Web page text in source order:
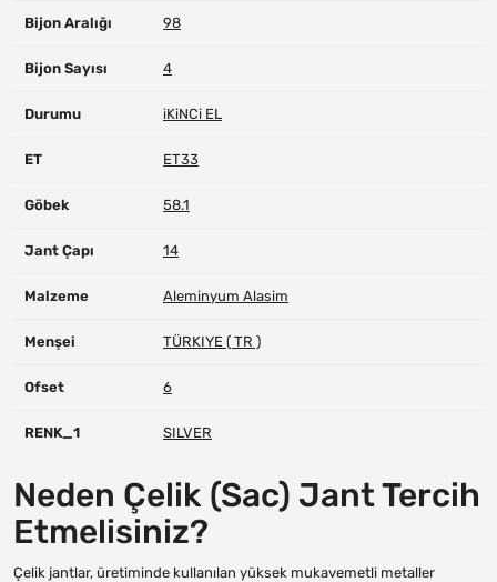
Bijon Aralığı 98
Bijon Sayısı 4
Durumu iKiNCi EL
ET ET33
Göbek 58.1
Jant Çapı 14
Malzeme Aleminyum Alasim
Menşei TÜRKIYE ( TR )
Ofset 6
RENK_1 SILVER
Neden Çelik (Sac) Jant Tercih
Etmelisiniz?
Çelik jantlar, üretiminde kullanılan yüksek mukavemetli metaller